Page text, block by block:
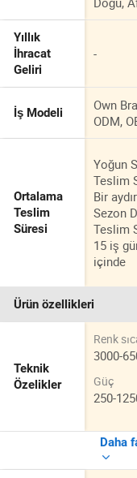
Yıllık
İhracat
Geliri
-
İş Modeli
Own
ODM,
Ortalama
Teslim
Süresi
Yoğun
Teslim
Bir aydır
Sezon
Teslim
15 iş
içinde
Ürün özellikleri
Teknik
Özelikler
Renk
3000-
Güç
250-
Daha